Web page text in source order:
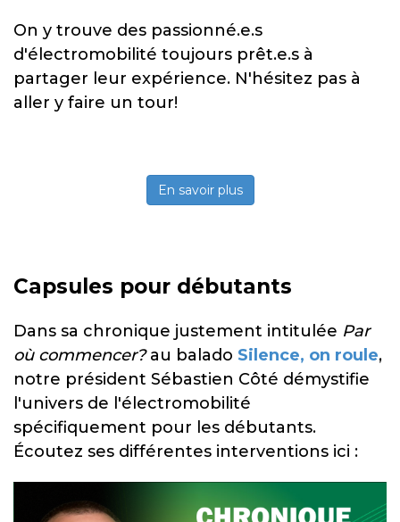
On y trouve des passionné.e.s
d'électromobilité toujours prêt.e.s à
partager leur expérience. N'hésitez pas à
aller y faire un tour!
En savoir plus
Capsules pour débutants
Dans sa chronique justement intitulée Par
où commencer?au balado Silence, on roule,
notre président Sébastien Côté démystifie
l'univers de l'électromobilité
spécifiquement pour les débutants.
Écoutez ses différentes interventions ici :